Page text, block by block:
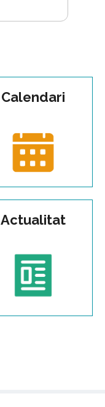
Calendari
Actualitat